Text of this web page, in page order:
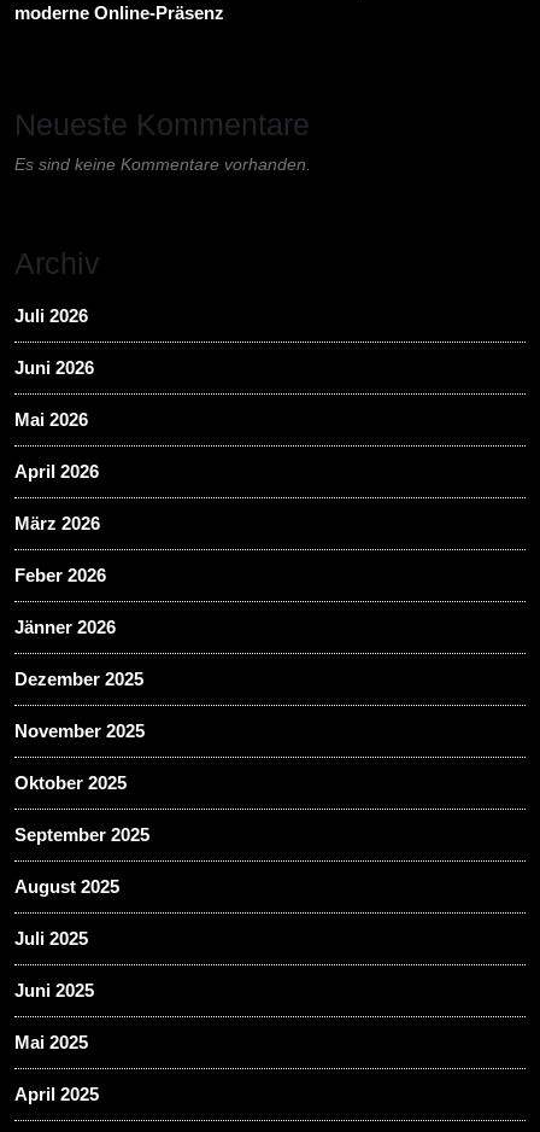
moderne Online-Präsenz
Neueste Kommentare
Es sind keine Kommentare vorhanden.
Archiv
Juli 2026
Juni 2026
Mai 2026
April 2026
März 2026
Feber 2026
Jänner 2026
Dezember 2025
November 2025
Oktober 2025
September 2025
August 2025
Juli 2025
Juni 2025
Mai 2025
April 2025